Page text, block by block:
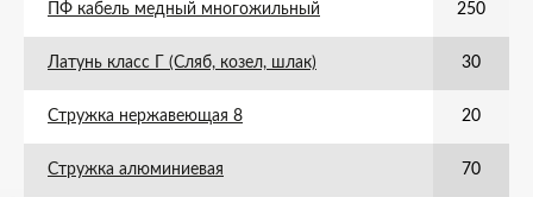
ПФ кабель медный многожильный 250
Латунь класс Г (Сляб, козел, шлак) 30
Стружка нержавеющая 8 20
Стружка алюминиевая 70